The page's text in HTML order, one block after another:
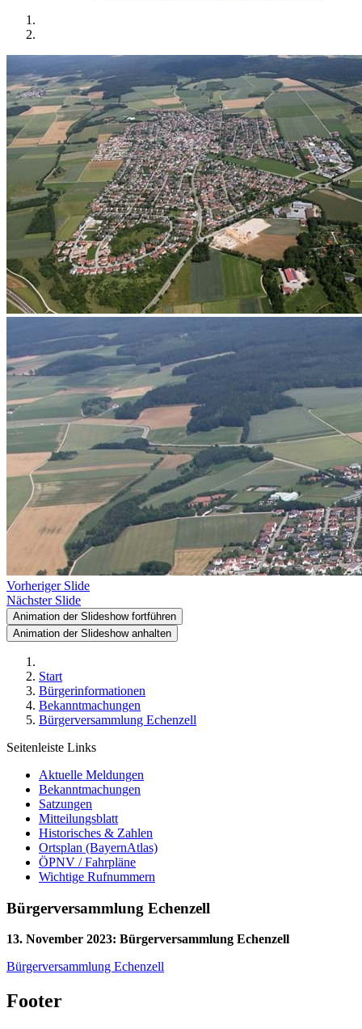
Vorheriger Slide
Nächster Slide
Animation der Slideshow fortführen
Animation der Slideshow anhalten
Start
Bürgerinformationen
Bekanntmachungen
Bürgerversammlung Echenzell
Seitenleiste Links
Aktuelle Meldungen
Bekanntmachungen
Satzungen
Mitteilungsblatt
Historisches & Zahlen
Ortsplan (BayernAtlas)
ÖPNV / Fahrpläne
Wichtige Rufnummern
Bürgerversammlung Echenzell
13. November 2023: Bürgerversammlung Echenzell
Bürgerversammlung Echenzell
Footer